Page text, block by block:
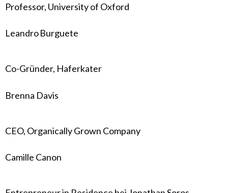
Professor, University of Oxford
Leandro Burguete
Co-Gründer, Haferkater
Brenna Davis
CEO, Organically Grown Company
Camille Canon